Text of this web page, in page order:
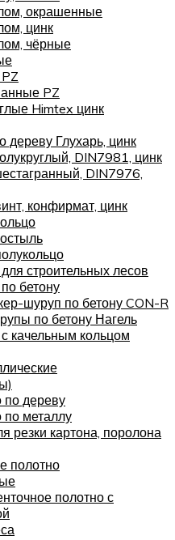
окрашенные
цинк
чёрные
PZ
Himtex цинк
дереву Глухарь, цинк
DIN7981, цинк
DIN7976,
конфирмат, цинк
строительных лесов
бетону
шуруп по бетону CON-R
по бетону Нагель
качельным кольцом
по дереву
по металлу
резки картона, поролона
полотно
полотно с